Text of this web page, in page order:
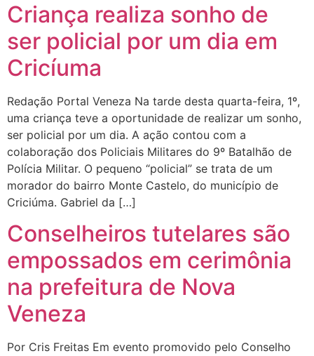
Criança realiza sonho de
ser policial por um dia em
Cricíuma
Redação Portal Veneza Na tarde desta quarta-feira, 1º,
uma criança teve a oportunidade de realizar um sonho,
ser policial por um dia. A ação contou com a
colaboração dos Policiais Militares do 9º Batalhão de
Polícia Militar. O pequeno “policial” se trata de um
morador do bairro Monte Castelo, do município de
Criciúma. Gabriel da […]
Conselheiros tutelares são
empossados em cerimônia
na prefeitura de Nova
Veneza
Por Cris Freitas Em evento promovido pelo Conselho